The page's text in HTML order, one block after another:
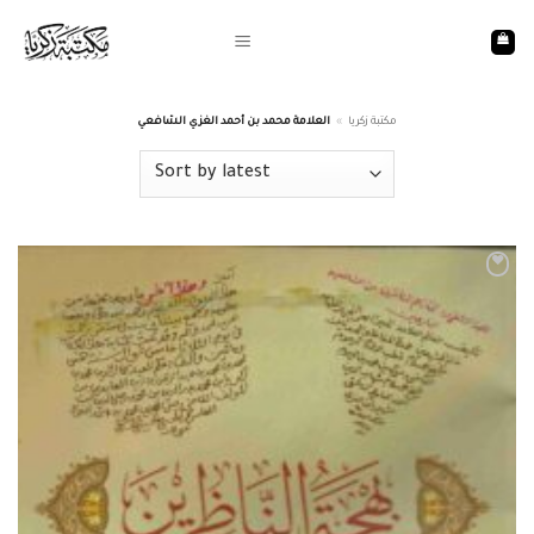
content
مكتبة زكريا » العلامة محمد بن أحمد الغزي الشافعي